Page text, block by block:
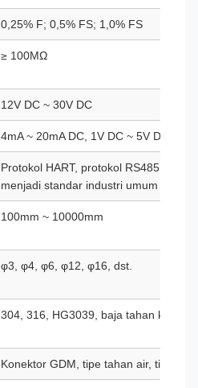
0,25% F; 0,5% FS; 1,0% FS
≥ 100MΩ
12V DC ~ 30V DC
4mA ~ 20mA DC, 1V DC ~ 5V DC, dll.
Protokol HART, protokol RS485, dll.
menjadi standar industri umum
100mm ~ 10000mm
φ3, φ4, φ6, φ12, φ16, dst.
304, 316, HG3039, baja tahan karat
Konektor GDM, tipe tahan air, tipe